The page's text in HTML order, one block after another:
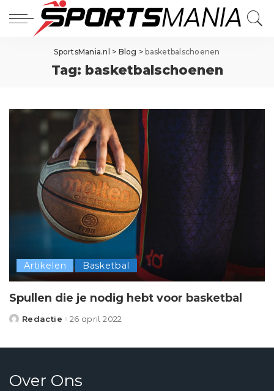
SportsMania.nl > Blog > basketbalschoenen
Tag: basketbalschoenen
Artikelen Basketbal
Spullen die je nodig hebt voor basketbal
Posted
Redactie 26 april 2022
Over Ons